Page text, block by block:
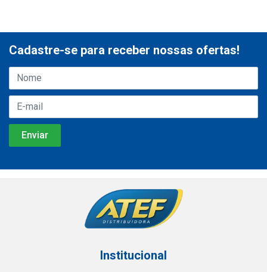
Cadastre-se para receber nossas ofertas!
Institucional